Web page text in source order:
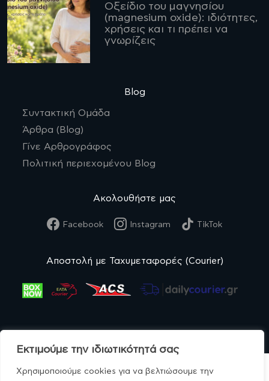
Εκτιμούμε την ιδιωτικότητά σας
Χρησιμοποιούμε cookies για να βελτιώσουμε την
Οξείδιο του μαγνησίου
(magnesium oxide): ιδιότητες,
χρήσεις και τι πρέπει να
γνωρίζεις
Blog
Συντακτική Ομάδα
Άρθρα (Blog)
Γίνε Αρθρογράφος
Πολιτική περιεχομένου Blog
Ακολουθήστε μας
Facebook Instagram TikTok
Αποστολή με Ταχυμεταφορές (Courier)